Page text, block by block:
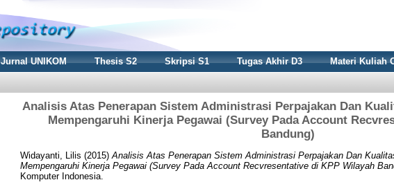
Jurnal UNIKOM Thesis S2 Skripsi S1 Tugas Akhir D3 Materi Kuliah
Analisis Atas Penerapan Sistem Administrasi Perpajakan Dan
Mempengaruhi Kinerja Pegawai (Survey Pada Account
Bandung)
Widayanti, Lilis (2015) Analisis Atas Penerapan Sistem Administrasi Perpajakan Dan
Mempengaruhi Kinerja Pegawai (Survey Pada Account Recvresentative di KPP Wilayah
Komputer Indonesia.